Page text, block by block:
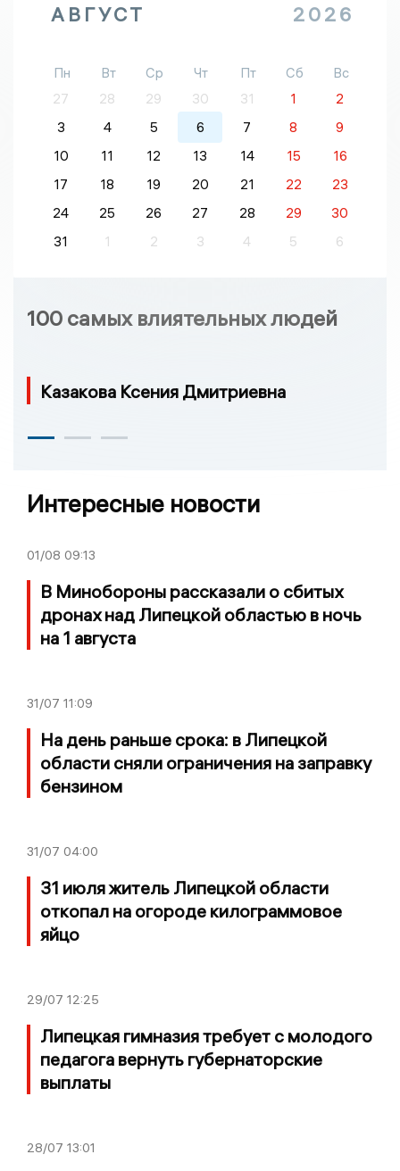
АВГУСТ 2026
Пн Вт Ср Чт Пт Сб
Вс
27
28 29 30 31 1
2
3
4 5 6 7 8
9
10
11 12 13 14 15
16
17
18 19 20 21 22
23
24
25 26 27 28 29
30
31
1 2 3 4 5 6
100 самых влиятельных людей
Казакова Ксения Дмитриевна
Интересные новости
01/08 09:13
В Минобороны рассказали о сбитых
дронах над Липецкой областью в ночь
на 1 августа
31/07 11:09
На день раньше срока: в Липецкой
области сняли ограничения на заправку
бензином
31/07 04:00
31 июля житель Липецкой области
откопал на огороде килограммовое
яйцо
29/07 12:25
Липецкая гимназия требует с молодого
педагога вернуть губернаторские
выплаты
28/07 13:01